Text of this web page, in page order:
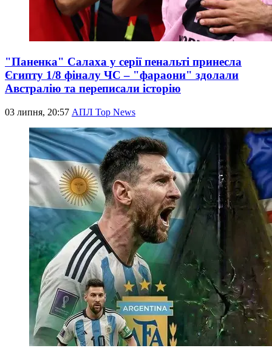
"Паненка" Салаха у серії пенальті принесла
Єгипту 1/8 фіналу ЧС – "фараони" здолали
Австралію та переписали історію
03 липня, 20:57 АПЛ Top News